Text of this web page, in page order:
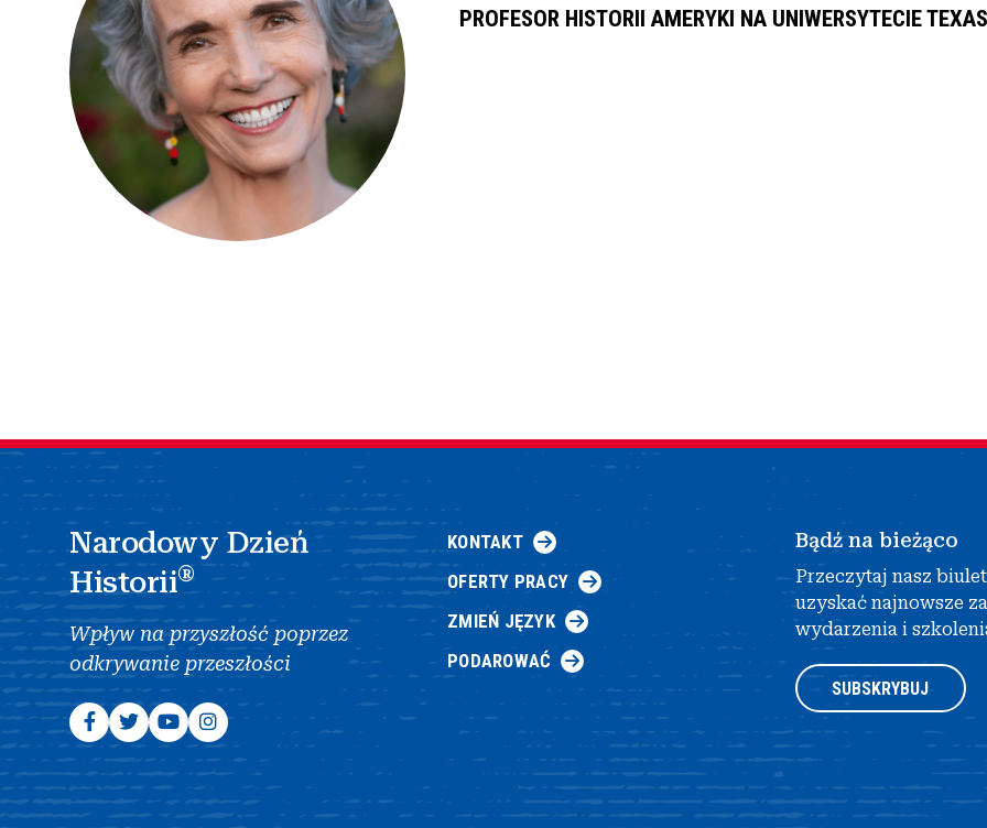
PROFESOR HISTORII AMERYKI NA UNIWERSYTECIE
Narodowy Dzień
Historii®
Wpływ na przyszłość poprzez
odkrywanie przeszłości
KONTAKT
OFERTY PRACY
ZMIEŃ JĘZYK
PODAROWAĆ
Bądź na bieżąco
Przeczytaj nasz
uzyskać najnowsze
wydarzenia i
SUBSKRYBUJ